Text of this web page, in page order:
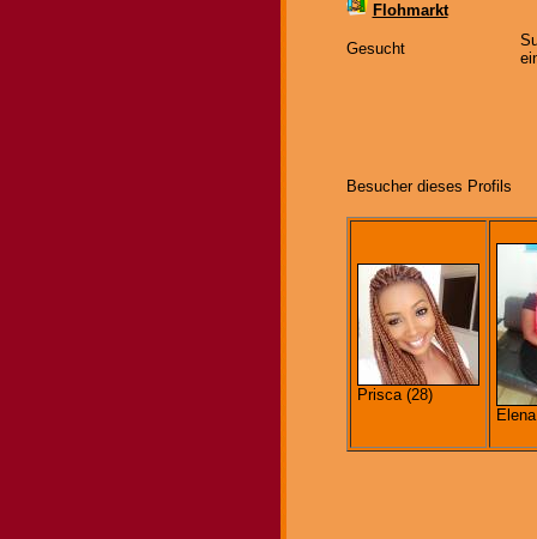
Flohmarkt
Gesucht
Besucher dieses Profils
Prisca (28)